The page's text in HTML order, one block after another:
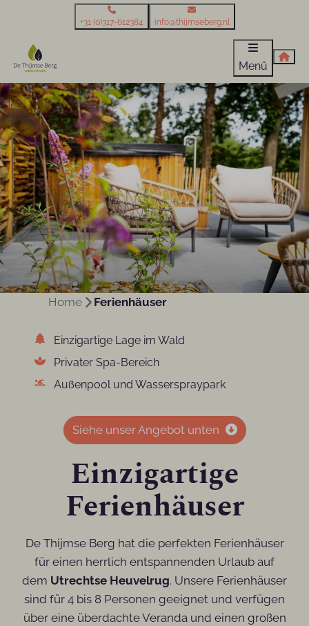
+31 (0)317-612384 info@thijmseberg.nl
Menü
Home Ferienhäuser
Einzigartige Lage im Wald
Privater Spa-Bereich
Außenpool und Wasserspraypark
Siehe unser Angebot unten
Einzigartige
Ferienhäuser
De Thijmse Berg hat die perfekten Ferienhäuser
für einen herrlich entspannenden Urlaub auf
dem Utrechtse Heuvelrug. Unsere Ferienhäuser
sind für 4 bis 8 Personen geeignet und verfügen
über eine überdachte Veranda und einen großen